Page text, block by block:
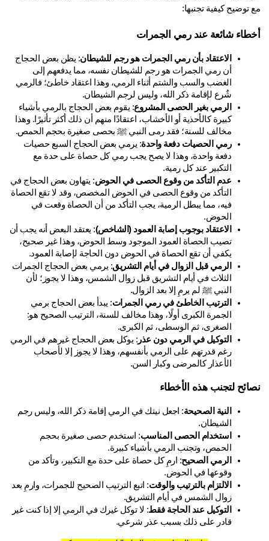
توضيح كيفية تجنبها:
شائعة عند رمي الجمرات
الاعتقاد بأن رمي الجمرات هو رجم للشيطان
: يظن بعض الحجاج
أن رمي الجمرات هو رجم للشيطان نفسه، مما يدفعهم إلى
الغضب والسب والشتم أثناء الرمي، وهذا اعتقاد خاطئ؛ فالرمي
شُرع لإقامة ذكر الله، وليس لرجم الشيطان.
الرمي بغير الحصى المشروع
: يقوم بعض الحجاج بالرمي بأشياء
كبيرة كالأحذية أو الأخشاب، اعتقادًا منهم أن ذلك أكثر تأثيرًا. وهذا
مخالف للسنة؛ فقد رمى النبي ﷺ بحصى صغيرة بحجم الحمص.
رمي الحصيات دفعة واحدة
: يرمي بعض الحجاج السبع حصيات
دفعة واحدة، وهذا لا يصح يجب رمي كل حصاة على حدة مع
التكبير عند كل رمية.
عدم التأكد من وقوع الحصى في الحوض
: يتهاون بعض الحجاج في
التأكد من وقوع الحصى في الحوض المخصص، وقد لا تقع الحصاة
فيه، مما يبطل الرمية، يجب التأكد من أن الحصاة وقعت في
الحوض.
الاعتقاد بوجوب إصابة العمود (الشاخص)
: يعتقد البعض أنه يجب أن
تصيب الحصاة العمود الموجود وسط الحوض، وهذا غير صحيح،
يكفي أن تقع الحصاة في الحوض دون الحاجة لإصابة العمود.
الرمي قبل الزوال في أيام التشريق
: يرمي بعض الحجاج الجمرات
الثلاث في أيام التشريق قبل زوال الشمس، وهذا لا يجوز؛ لأن
النبي ﷺ لم يرمِ إلا بعد الزوال.
الترتيب الخاطئ في رمي الجمرات
: يبدأ بعض الحجاج برمي
الجمرة الكبرى أولًا، وهذا مخالف للسنة، الترتيب الصحيح هو:
الصغرى، ثم الوسطى، ثم الكبرى.
التوكيل في الرمي دون عذر
: يوكل بعض الحجاج غيرهم في الرمي
رغم قدرتهم على الرمي بأنفسهم، وهذا لا يجوز إلا لأصحاب
الأعذار كالمرضى وكبار السن.
لتجنب هذه الأخطاء
النية الصحيحة
: اجعل نيتك في الرمي إقامة ذكر الله، وليس رجم
الشيطان.
استخدام الحصى المناسب
: استخدم حصى صغيرة بحجم
الحمص، وتجنب الرمي بأشياء كبيرة.
الرمي الصحيح
: ارمِ كل حصاة على حدة مع التكبير، وتأكد من
وقوعها في الحوض.
الالتزام بالترتيب والوقت
: اتبع الترتيب الصحيح للجمرات، وارمِ بعد
زوال الشمس في أيام التشريق.
التوكيل عند الحاجة فقط
: لا توكل غيرك في الرمي إلا إذا كنت غير
قادر على ذلك بسبب عذر شرعي.